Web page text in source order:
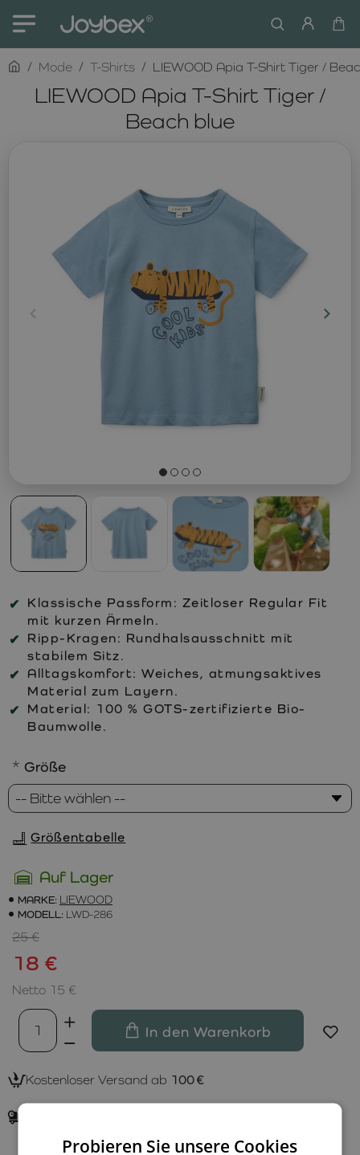
LIEWOOD Apia T-Shirt Tiger /
Beach blue
homeMode T-Shirts LIEWOOD Apia T-Shirt Tiger /
Klassische Passform: Zeitloser Regular Fit
mit kurzen Ärmeln.
Ripp-Kragen: Rundhalsausschnitt mit
stabilem Sitz.
Alltagskomfort: Weiches, atmungsaktives
Material zum Layern.
Material: 100 % GOTS-zertifizierte Bio-
Baumwolle.
Auf Lager
MARKE: LIEWOOD
MODELL: LWD-286
18 €
25 €
Netto 15 €
Größe
In den Warenkorb
Größentabelle
Kostenloser Versand ab 100 €
Verfügbare Varianten
Probieren Sie unsere Cookies